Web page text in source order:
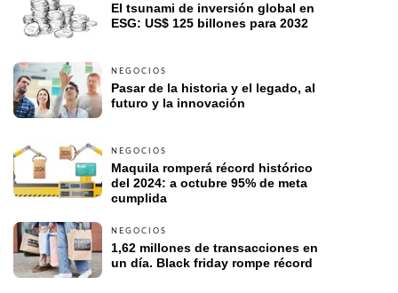
El tsunami de inversión global en
ESG: US$ 125 billones para 2032
NEGOCIOS
Pasar de la historia y el legado, al
futuro y la innovación
NEGOCIOS
Maquila romperá récord histórico
del 2024: a octubre 95% de meta
cumplida
NEGOCIOS
1,62 millones de transacciones en
un día. Black friday rompe récord